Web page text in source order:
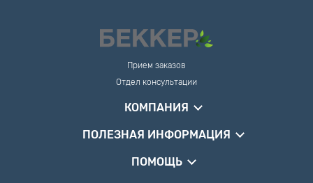
Прием заказов
Отдел консультации
КОМПАНИЯ
ПОЛЕЗНАЯ ИНФОРМАЦИЯ
ПОМОЩЬ